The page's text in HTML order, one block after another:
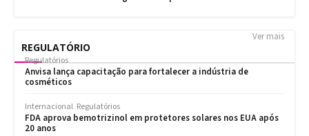
REGULATÓRIO
Ver mais
Regulatórios
Anvisa lança capacitação para fortalecer a indústria de
cosméticos
Internacional Regulatórios
FDA aprova bemotrizinol em protetores solares nos EUA após
20 anos